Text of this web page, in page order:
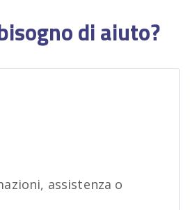
di aiuto?
assistenza o